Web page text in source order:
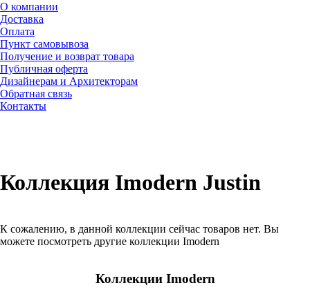
О компании
Доставка
Оплата
Пункт самовывоза
Получение и возврат товара
Публичная оферта
Дизайнерам и Архитекторам
Обратная связь
Контакты
Коллекция Imodern Justin
К сожалению, в данной коллекции сейчас товаров нет. Вы
можете посмотреть другие коллекции Imodern
Коллекции Imodern